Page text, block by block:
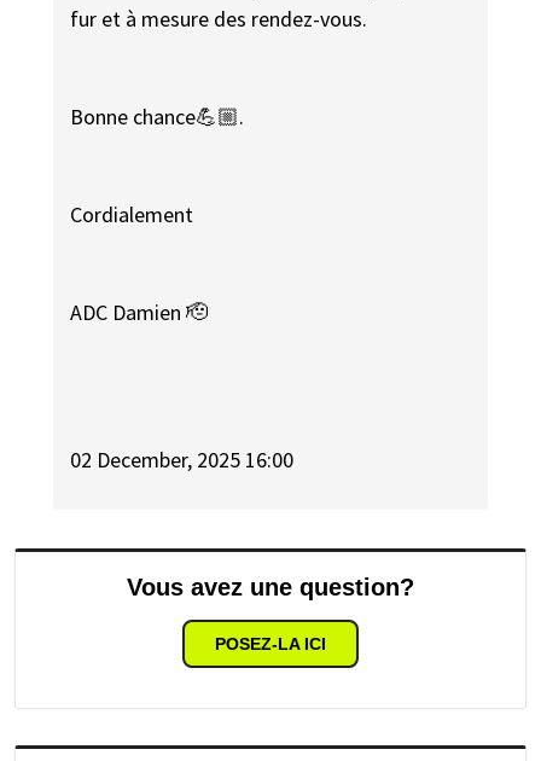
fur et à mesure des rendez-vous.
Bonne chance💪🏼.
Cordialement
ADC Damien 🫡
02 December, 2025 16:00
Vous avez une question?
POSEZ-LA ICI